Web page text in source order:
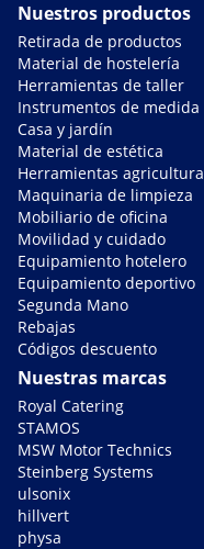
Nuestros productos
Retirada de productos
Material de hostelería
Herramientas de taller
Instrumentos de medida
Casa y jardín
Material de estética
Herramientas agricultura
Maquinaria de limpieza
Mobiliario de oficina
Movilidad y cuidado
Equipamiento hotelero
Equipamiento deportivo
Segunda Mano
Rebajas
Códigos descuento
Nuestras marcas
Royal Catering
STAMOS
MSW Motor Technics
Steinberg Systems
ulsonix
hillvert
physa